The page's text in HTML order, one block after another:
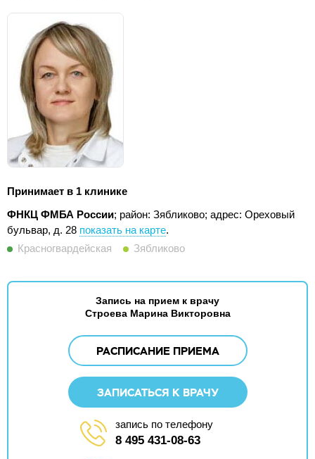
Принимает в 1 клинике
ФНКЦ ФМБА России; район: Зябликово; адрес: Ореховый
бульвар, д. 28 показать на карте.
Красногвардейская
Зябликово
Запись на прием к врачу
Строева Марина Викторовна
РАСПИСАНИЕ ПРИЕМА
ЗАПИСАТЬСЯ К ВРАЧУ
запись по телефону
8 495 431-08-63